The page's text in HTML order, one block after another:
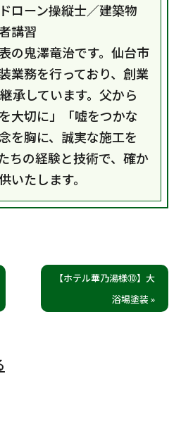
ローン操縦士／建築物
講習
の鬼澤竜治です。仙台市
業務を行っており、創業
承しています。父から
大切に」「嘘をつかな
を胸に、誠実な施工を
ちの経験と技術で、確か
いたします。
【ホテル華乃湯様⑩】大
浴場塗装 »